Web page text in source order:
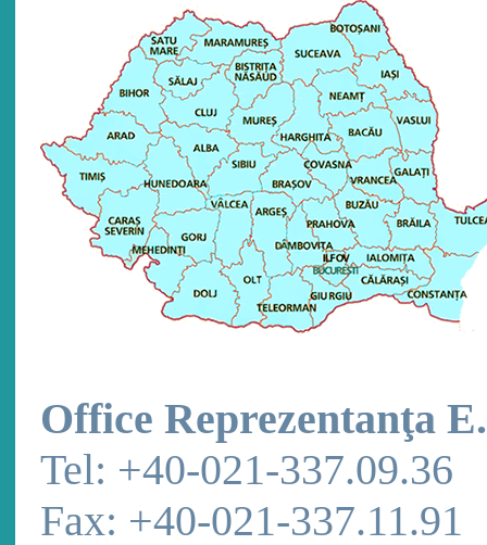
Office Reprezentanţa
Tel: +40-021-337.09.36
Fax: +40-021-337.11.91